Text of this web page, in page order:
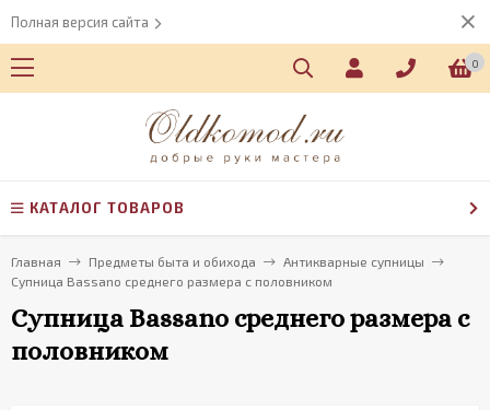
Полная версия сайта
0
КАТАЛОГ ТОВАРОВ
Главная Предметы быта и обихода
Антикварные супницы
Супница Bassano среднего размера с половником
Супница Bassano среднего размера с
половником